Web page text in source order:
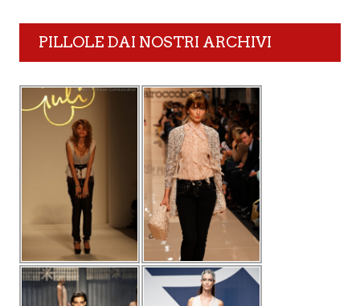
PILLOLE DAI NOSTRI ARCHIVI